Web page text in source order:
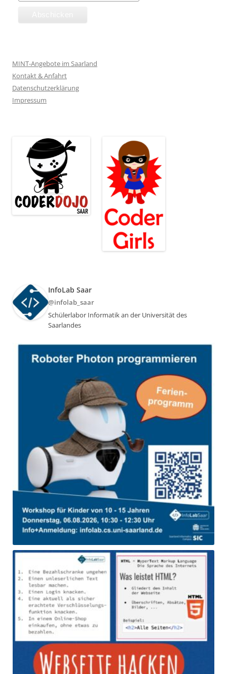
MINT-Angebote im Saarland
Kontakt & Anfahrt
Datenschutzerklärung
Impressum
InfoLab Saar
@infolab_saar
Schülerlabor Informatik an der Universität des
Saarlandes